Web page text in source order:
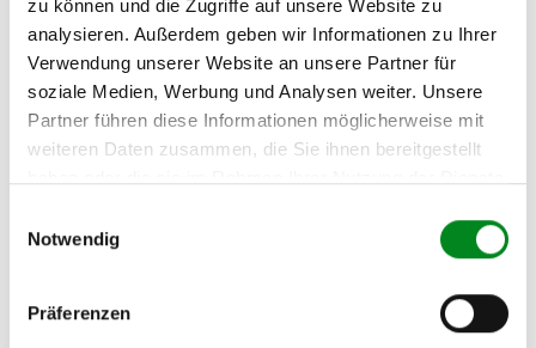
zu können und die Zugriffe auf unsere Website zu
analysieren. Außerdem geben wir Informationen zu Ihrer
Verwendung unserer Website an unsere Partner für
soziale Medien, Werbung und Analysen weiter. Unsere
Partner führen diese Informationen möglicherweise mit
weiteren Daten zusammen, die Sie ihnen bereitgestellt
Notwendig
Präferenzen
Oder einfachim Chatnachfragen.
Hersteller/EU Verantwortliche
Person
Hersteller
Adresse:
info@tmc-turbo.de